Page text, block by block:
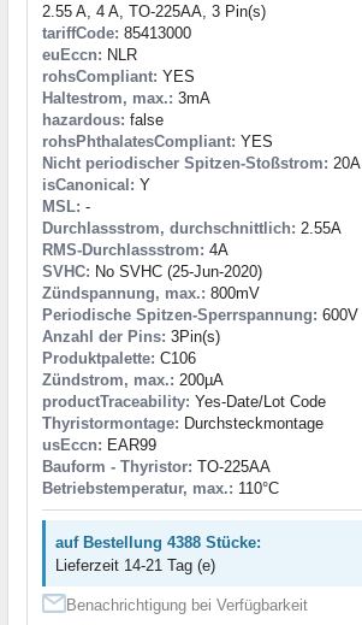
2.55 A, 4 A, TO-225AA, 3 Pin(s)
tariffCode: 85413000
euEccn: NLR
rohsCompliant: YES
Haltestrom, max.: 3mA
hazardous: false
rohsPhthalatesCompliant: YES
Nicht periodischer Spitzen-Stoßstrom: 20A
isCanonical: Y
MSL: -
Durchlassstrom, durchschnittlich: 2.55A
RMS-Durchlassstrom: 4A
SVHC: No SVHC (25-Jun-2020)
Zündspannung, max.: 800mV
Periodische Spitzen-Sperrspannung: 600V
Anzahl der Pins: 3Pin(s)
Produktpalette: C106
Zündstrom, max.: 200µA
productTraceability: Yes-Date/Lot Code
Thyristormontage: Durchsteckmontage
usEccn: EAR99
Bauform - Thyristor: TO-225AA
Betriebstemperatur, max.: 110°C
auf Bestellung 4388 Stücke:
Lieferzeit 14-21 Tag (e)
Benachrichtigung bei Verfügbarkeit